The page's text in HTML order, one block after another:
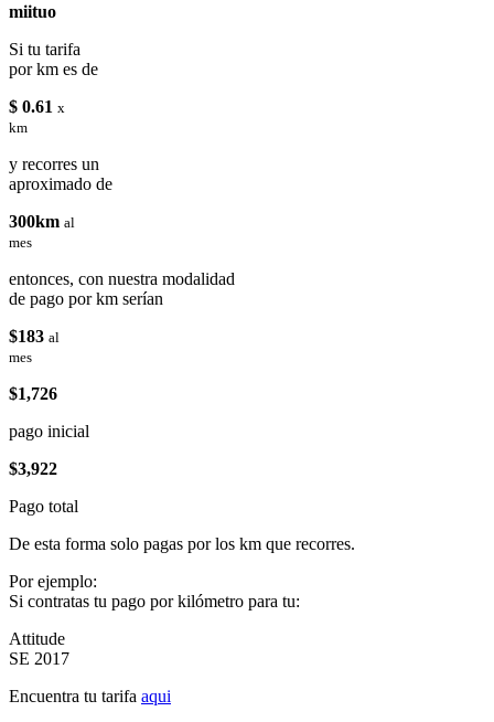
miituo
Si tu tarifa
por km es de
$ 0.61 x
km
y recorres un
aproximado de
300km al
mes
entonces, con nuestra modalidad
de pago por km serían
$183 al
mes
$1,726
pago inicial
$3,922
Pago total
De esta forma solo pagas por los km que recorres.
Por ejemplo:
Si contratas tu pago por kilómetro para tu:
Attitude
SE 2017
Encuentra tu tarifa aqui